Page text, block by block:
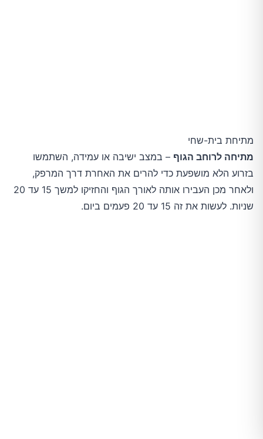
מתיחת בית-שחי
מתיחה לרוחב הגוף – במצב ישיבה או עמידה, השתמשו
בזרוע הלא מושפעת כדי להרים את האחרת דרך המרפק,
ולאחר מכן העבירו אותה לאורך הגוף והחזיקו למשך 15 עד 20
שניות. לעשות את זה 15 עד 20 פעמים ביום.